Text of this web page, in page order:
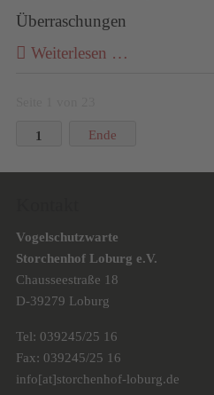
Überraschungen
Weiterlesen …
1 Ende
Vogelschutzwarte
Storchenhof Loburg e.V.
Chausseestraße 18
D-39279 Loburg
Tel: 039245/25 16
Fax: 039245/25 16
info[at]storchenhof-loburg.de